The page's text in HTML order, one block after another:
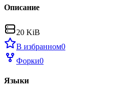
Описание
20 KiB
В избранном0
Форки0
Языки